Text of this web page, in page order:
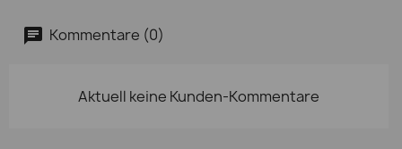
Kommentare (0)
Aktuell keine Kunden-Kommentare